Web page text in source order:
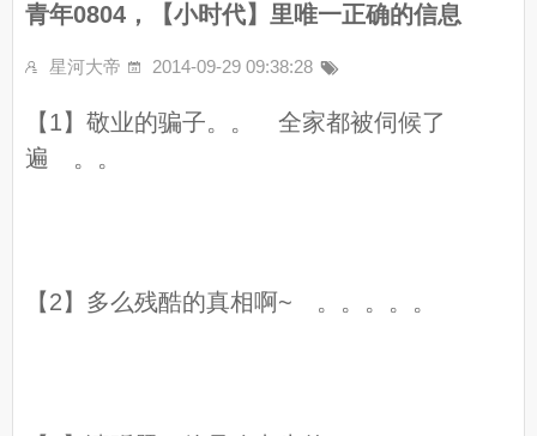
青年0804，【小时代】里唯一正确的信息
星河大帝 2014-09-29 09:38:28
【1】敬业的骗子。。 全家都被伺候了
遍 。。
【2】多么残酷的真相啊~ 。。。。。